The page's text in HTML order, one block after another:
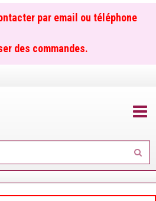
par email ou téléphone
des commandes.